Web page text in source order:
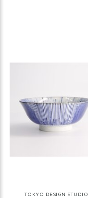
TOKYO DESIGN STUDIO